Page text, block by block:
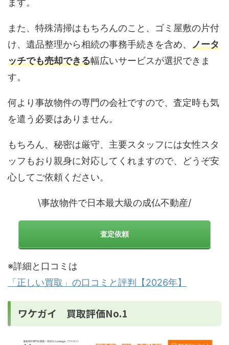
ます。
また、特殊清掃はもちろんのこと、ゴミ屋敷の片付
け、遺品整理から相続の事務手続きを含め、 ノータ
ッチでも売却できる幅広いサービスが選択できま
す。
何より事故物件の専門の会社ですので、査定時も気
を遣う必要はありません。
もちろん、秘密は厳守、主要スタッフには女性スタ
ッフもおり親身に対応してくれますので、どうぞ安
心してご依頼ください。
\事故物件で日本最大級の成仏不動産/
査定依頼
※詳細と口コミは
「正しい買取」の口コミと評判【2026年】
ワケガイ 買取評価No.1